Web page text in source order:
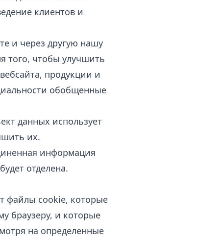
клиентов и
и через другую нашу
того, чтобы улучшить
продукции и
обобщенные
данных использует
их.
информация
отделена.
файлы cookie, которые
браузеру, и которые
на определенные